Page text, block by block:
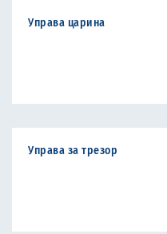
Управа царина
Управа за трезор